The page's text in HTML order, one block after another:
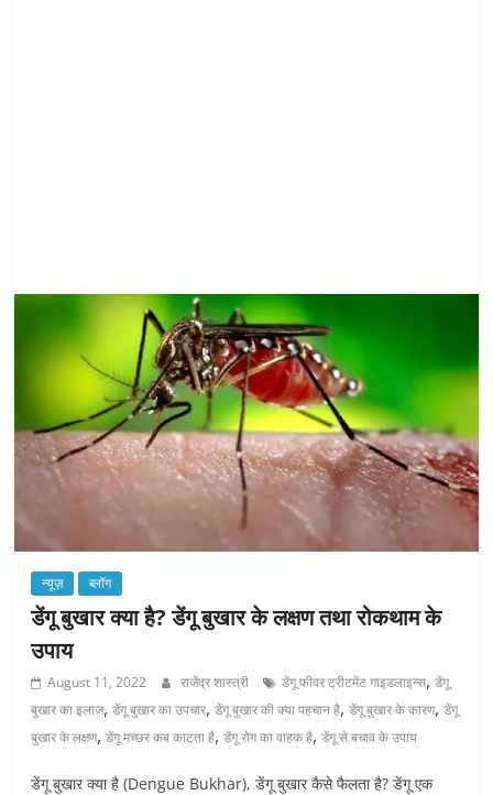
न्यूज़ ब्लॉग
डेंगू बुखार क्या है? डेंगू बुखार के लक्षण तथा रोकथाम के
उपाय
August 11, 2022 राजेंद्र शास्त्री डेंगू फीवर ट्रीटमेंट गाइडलाइन्स,डेंगू
बुखार का इलाज,डेंगू बुखार का उपचार,डेंगू बुखार की क्या पहचान है,डेंगू बुखार के कारण,डेंगू
बुखार के लक्षण,डेंगू मच्छर कब काटता है,डेंगू रोग का वाहक है,डेंगू से बचाव के उपाय
डेंगू बुखार क्या है (Dengue Bukhar), डेंगू बुखार कैसे फैलता है? डेंगू एक